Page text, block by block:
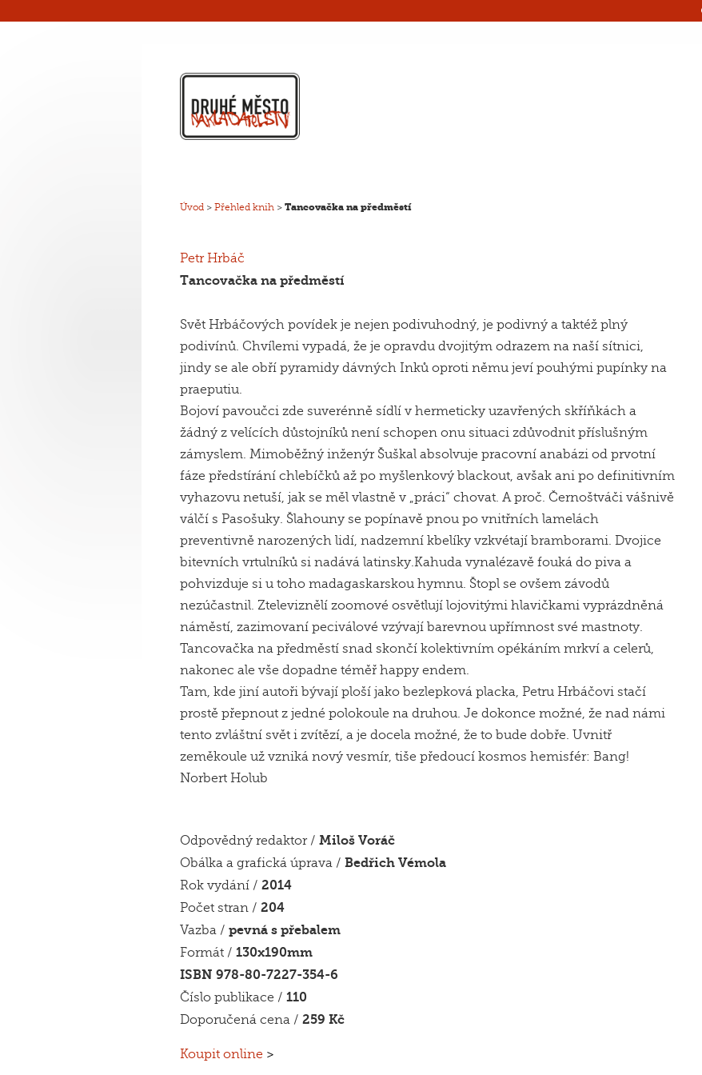
Úvod > Přehled knih > Tancovačka na předměstí
Petr Hrbáč
Tancovačka na předměstí
Svět Hrbáčových povídek je nejen podivuhodný, je podivný a taktéž plný
podivínů. Chvílemi vypadá, že je opravdu dvojitým odrazem na naší sítnici,
jindy se ale obří pyramidy dávných Inků oproti němu jeví pouhými pupínky na
praeputiu.
Bojoví pavoučci zde suverénně sídlí v hermeticky uzavřených skříňkách a
žádný z velících důstojníků není schopen onu situaci zdůvodnit příslušným
zámyslem. Mimoběžný inženýr Šuškal absolvuje pracovní anabázi od prvotní
fáze předstírání chlebíčků až po myšlenkový blackout, avšak ani po definitivním
vyhazovu netuší, jak se měl vlastně v „práci“ chovat. A proč. Černoštváči vášnivě
válčí s Pasošuky. Šlahouny se popínavě pnou po vnitřních lamelách
preventivně narozených lidí, nadzemní kbelíky vzkvétají bramborami. Dvojice
bitevních vrtulníků si nadává latinsky.Kahuda vynalézavě fouká do piva a
pohvizduje si u toho madagaskarskou hymnu. Štopl se ovšem závodů
nezúčastnil. Zteleviznělí zoomové osvětlují lojovitými hlavičkami vyprázdněná
náměstí, zazimovaní peciválové vzývají barevnou upřímnost své mastnoty.
Tancovačka na předměstí snad skončí kolektivním opékáním mrkví a celerů,
nakonec ale vše dopadne téměř happy endem.
Tam, kde jiní autoři bývají ploší jako bezlepková placka, Petru Hrbáčovi stačí
prostě přepnout z jedné polokoule na druhou. Je dokonce možné, že nad námi
tento zvláštní svět i zvítězí, a je docela možné, že to bude dobře. Uvnitř
zeměkoule už vzniká nový vesmír, tiše předoucí kosmos hemisfér: Bang!
Norbert Holub
Odpovědný redaktor / Miloš Voráč
Obálka a grafická úprava / Bedřich Vémola
Rok vydání / 2014
Počet stran / 204
Vazba / pevná s přebalem
Formát / 130x190mm
ISBN 978-80-7227-354-6
Číslo publikace / 110
Doporučená cena / 259 Kč
Koupit online >